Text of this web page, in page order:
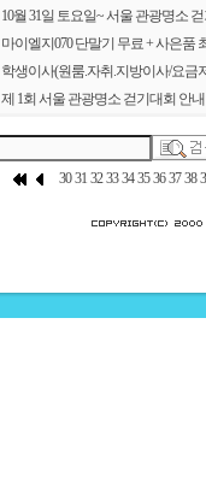
10월 31일 토요일~ 서울 관광명소
마이엘지070 단말기 무료 + 사은품
학생이사(원룸.자취.지방이사/요금
제 1회 서울 관광명소 걷기대회 안내
30 31 32 33 34 35 36 37 38